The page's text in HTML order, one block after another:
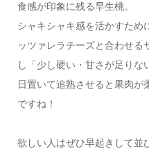
食感が印象に残る早生桃。
シャキシャキ感を活かすため
ッツァレラチーズと合わせる
し「少し硬い・甘さが足り
日置いて追熟させると果肉が
ですね！
欲しい人はぜひ早起きして並